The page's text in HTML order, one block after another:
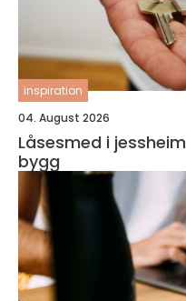
inspiration
04. August 2026
Låsesmed i jessheim trygg sikring av bolig og
bygg